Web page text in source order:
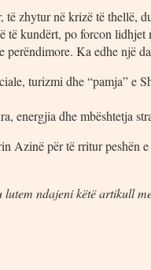
zhytur në krizë të thellë,
të kundërt, po forcon
Ka edhe një
turizmi dhe “pamja” e
energjia dhe mbështetja
Azinë për të rritur peshën
ndajeni këtë artikull